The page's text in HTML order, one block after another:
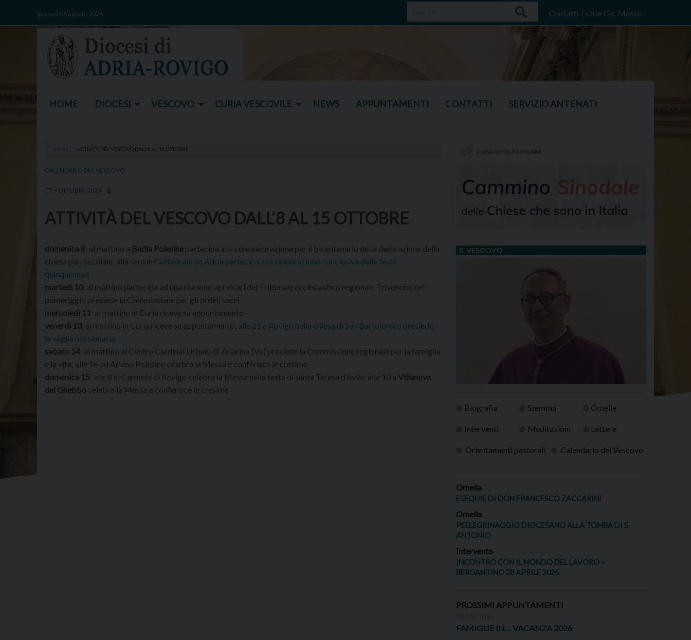
giovedì 06 agosto 2026 Contatti Orari Ss. Messe
HOME DIOCESI VESCOVO CURIA VESCOVILE NEWS APPUNTAMENTI CONTATTI SERVIZIO ANTENATI
HOME » ATTIVITÀ DEL VESCOVO DALL’8 AL 15 OTTOBRE
CALENDARIO DEL VESCOVO
9 OTTOBRE 2023
ATTIVITÀ DEL VESCOVO DALL’8 AL 15 OTTOBRE
domenica 8 : al mattino a Badia Polesine partecipa alla concelebrazione per il bicentenario della dedicazione della
chiesa parrocchiale; alla sera in Cattedrale ad Adria partecipa alla celebrazione conclusiva delle feste
quinquennali
martedì 10 : al mattino partecipa ad una riunione dei vicari del Tribunale ecclesiastico regionale Triveneto; nel
pomeriggio presiede la Commissione per gli ordini sacri
mercoledì 11 : al mattino in Curia riceve su appuntamento
venerdì 13 : al mattino in Curia riceve su appuntamento; alle 21 a Rovigo nella chiesa di San Bartolomeo presiede
la veglia missionaria
sabato 14 : al mattino al Centro Cardinal Urbani di Zelarino (Ve) presiede la Commissione regionale per la famiglia
e la vita; alle 16 ad Ariano Polesine celebra la Messa e conferisce le cresime
domenica 15 : alle 8 al Carmelo di Rovigo celebra la Messa nella festa di santa Teresa d’Avila; alle 10 a Villanova
del Ghebbo celebra la Messa e conferisce le cresime
IL VESCOVO
Biografia Stemma Omelie
Interventi Meditazioni Lettere
Orientamenti pastorali Calendario del Vescovo
Omelia
ESEQUIE DI DON FRANCESCO ZACCARINI
Omelia
PELLEGRINAGGIO DIOCESANO ALLA TOMBA DI S.
ANTONIO
Intervento
INCONTRO CON IL MONDO DEL LAVORO –
BERGANTINO 28 APRILE 2026
PROSSIMI APPUNTAMENTI
FAMIGLIE IN… VACANZA 2026